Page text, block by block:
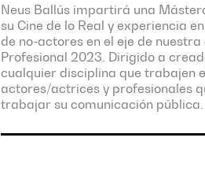
Neus Ballús impartirá una
su Cine de lo Real y experiencia
de no-actores en el eje de
Profesional 2023. Dirigido a
cualquier disciplina que trabajen
actores/actrices y profesionales
trabajar su comunicación pública.